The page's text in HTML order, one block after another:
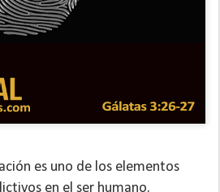
es uno de los elementos
en el ser humano.